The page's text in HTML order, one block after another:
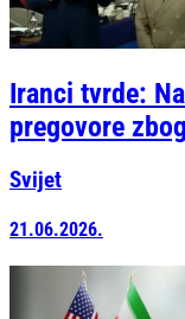
Iranci tvrde:
pregovore
Svijet
21.06.2026.